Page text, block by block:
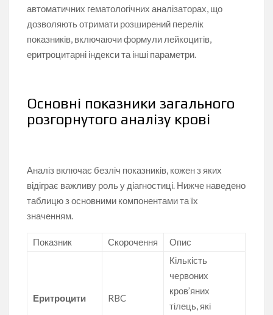
автоматичних гематологічних аналізаторах, що
дозволяють отримати розширений перелік
показників, включаючи формули лейкоцитів,
еритроцитарні індекси та інші параметри.
Основні показники загального
розгорнутого аналізу крові
Аналіз включає безліч показників, кожен з яких
відіграє важливу роль у діагностиці. Нижче наведено
таблицю з основними компонентами та їх
значенням.
Показник Скорочення Опис
Еритроцити RBC
Кількість
червоних
кров’яних
тілець, які